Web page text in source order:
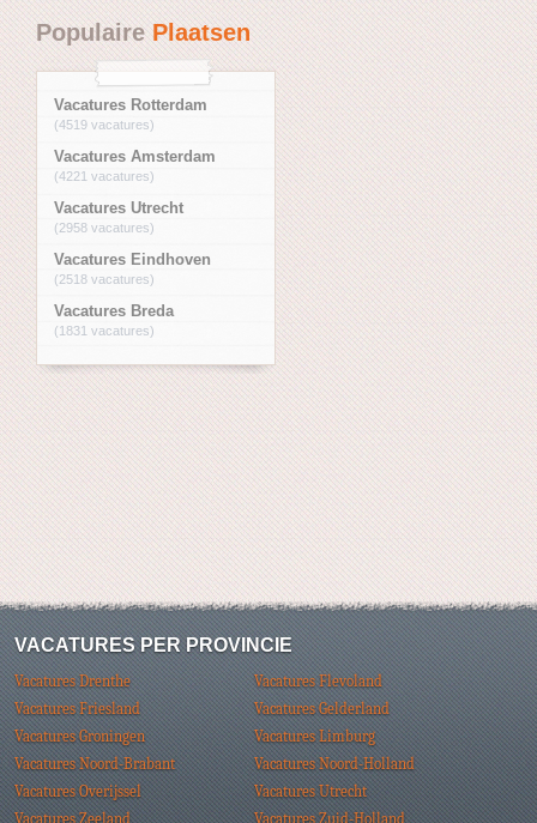
PopulairePlaatsen
Vacatures Rotterdam
(4519 vacatures)
Vacatures Amsterdam
(4221 vacatures)
Vacatures Utrecht
(2958 vacatures)
Vacatures Eindhoven
(2518 vacatures)
Vacatures Breda
(1831 vacatures)
VACATURES PER PROVINCIE
Vacatures Drenthe
Vacatures Flevoland
Vacatures Friesland
Vacatures Gelderland
Vacatures Groningen
Vacatures Limburg
Vacatures Noord-Brabant
Vacatures Noord-Holland
Vacatures Overijssel
Vacatures Utrecht
Vacatures Zeeland
Vacatures Zuid-Holland